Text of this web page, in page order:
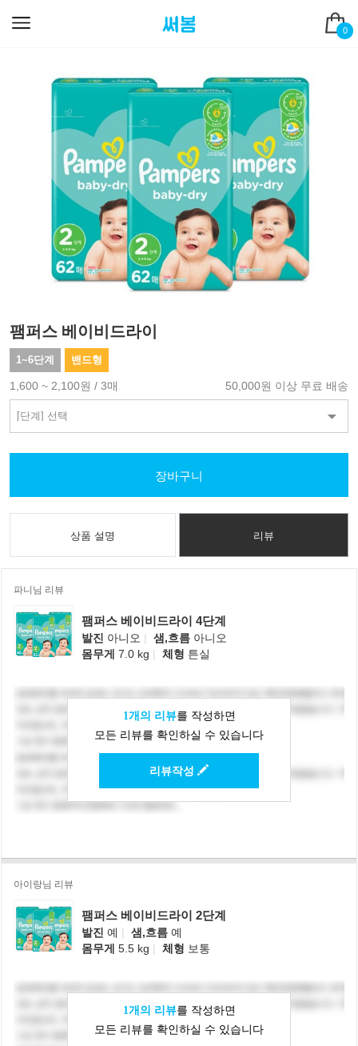
0
팸퍼스 베이비드라이
1~6단계 밴드형
1,600 ~ 2,100원 / 3매 50,000원 이상 무료 배송
장바구니
상품 설명 리뷰
파니님 리뷰
팸퍼스 베이비드라이 4단계
발진 아니오 | 샘,흐름 아니오
몸무게 7.0 kg | 체형 튼실
1개의 리뷰를 작성하면
모든 리뷰를 확인하실 수 있습니다
리뷰작성
아이랑님 리뷰
팸퍼스 베이비드라이 2단계
발진 예 | 샘,흐름 예
몸무게 5.5 kg | 체형 보통
1개의 리뷰를 작성하면
모든 리뷰를 확인하실 수 있습니다